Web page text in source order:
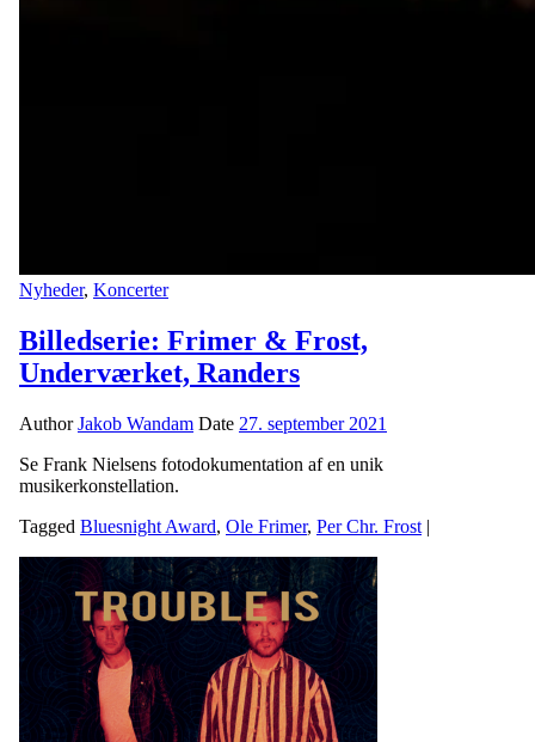
Nyheder, Koncerter
Billedserie: Frimer & Frost,
Underværket, Randers
AuthorJakob Wandam Date 27. september 2021
Se Frank Nielsens fotodokumentation af en unik
musikerkonstellation.
Tagged Bluesnight Award, Ole Frimer, Per Chr. Frost |